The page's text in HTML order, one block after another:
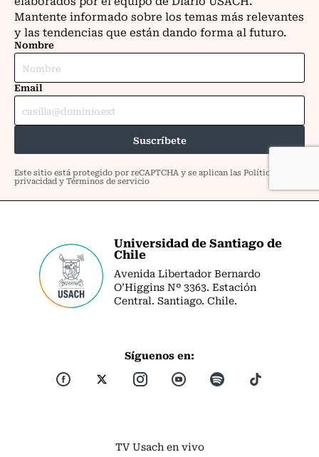
Universidad de Santiago de
Chile
Avenida Libertador Bernardo
O’Higgins Nº 3363. Estación
Central. Santiago. Chile.
Síguenos en:
TV Usach en vivo